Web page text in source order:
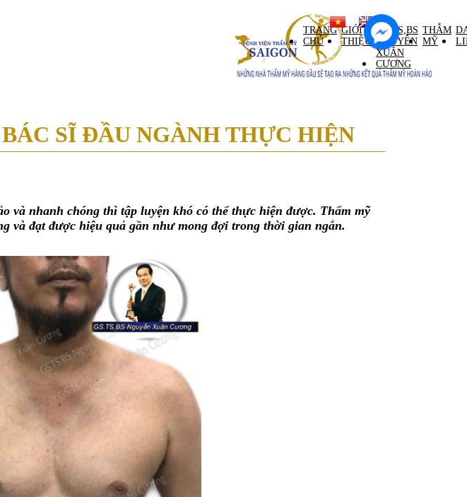
TRANG
CHỦ
GIỚI
THIỆU
GS,TS,BS
NGUYỄN
XUÂN
CƯƠNG
THẪM
MỸ
SĨ ĐẦU NGÀNH THỰC HIỆN
và nhanh chóng thì tập luyện khó có thể thực hiện được. Thẩm mỹ
và đạt được hiệu quả gần như mong đợi trong thời gian ngắn.